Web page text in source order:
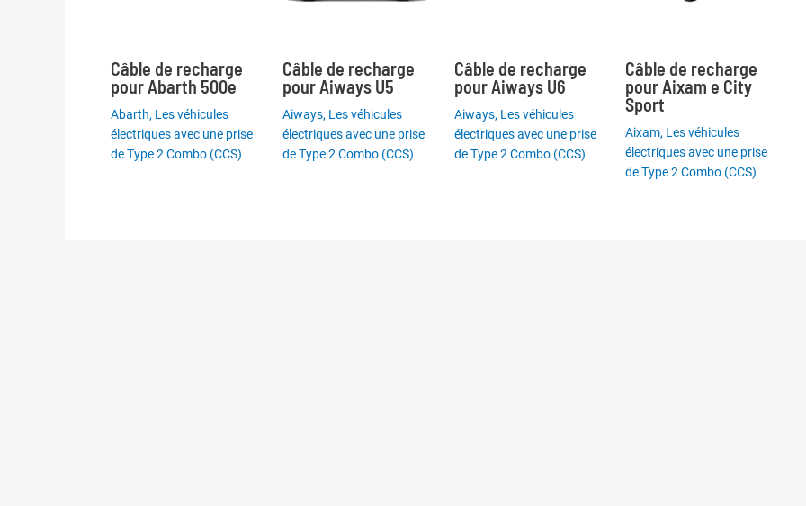
Câble de recharge
pour Abarth 500e
Abarth, Les véhicules
électriques avec une prise
de Type 2 Combo (CCS)
Câble de recharge
pour Aiways U5
Aiways, Les véhicules
électriques avec une prise
de Type 2 Combo (CCS)
Câble de recharge
pour Aiways U6
Aiways, Les véhicules
électriques avec une prise
de Type 2 Combo (CCS)
Câble de recharge
pour Aixam e City
Sport
Aixam, Les véhicules
électriques avec une prise
de Type 2 Combo (CCS)